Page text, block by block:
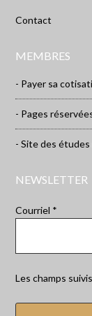
Contact
MEMBRES
- Payer sa
- Pages
- Site des
NEWSLETTER
Courriel *
Les champs